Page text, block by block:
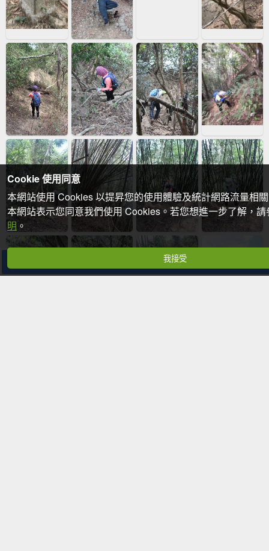
分享
Cookie 使用同意
本網站使用 Cookies 以提昇您的使用體驗及統計網路流量相
本網站表示您同意我們使用 Cookies。若您想進一步了解，
明。
我接受